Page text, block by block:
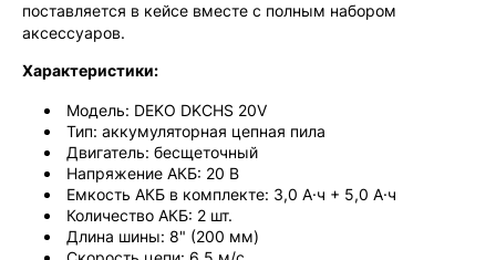
поставляется в кейсе вместе с полным набором
аксессуаров.
Характеристики:
Модель: DEKO DKCHS 20V
Тип: аккумуляторная цепная пила
Двигатель: бесщеточный
Напряжение АКБ: 20 В
Емкость АКБ в комплекте: 3,0 А·ч + 5,0 А·ч
Количество АКБ: 2 шт.
Длина шины: 8" (200 мм)